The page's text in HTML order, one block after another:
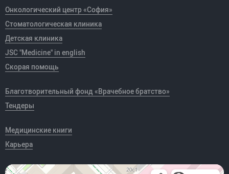
Онкологический центр «София»
Стоматологическая клиника
Детская клиника
JSC "Medicine" in english
Скорая помощь
Благотворительный фонд «Врачебное братство»
Тендеры
Медицинские книги
Карьера